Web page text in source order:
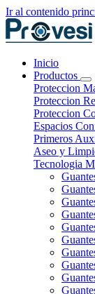
Ir al contenido
Inicio
Productos
Proteccion
Proteccion
Proteccion
Espacios
Primeros
Aseo y
Tecnologia